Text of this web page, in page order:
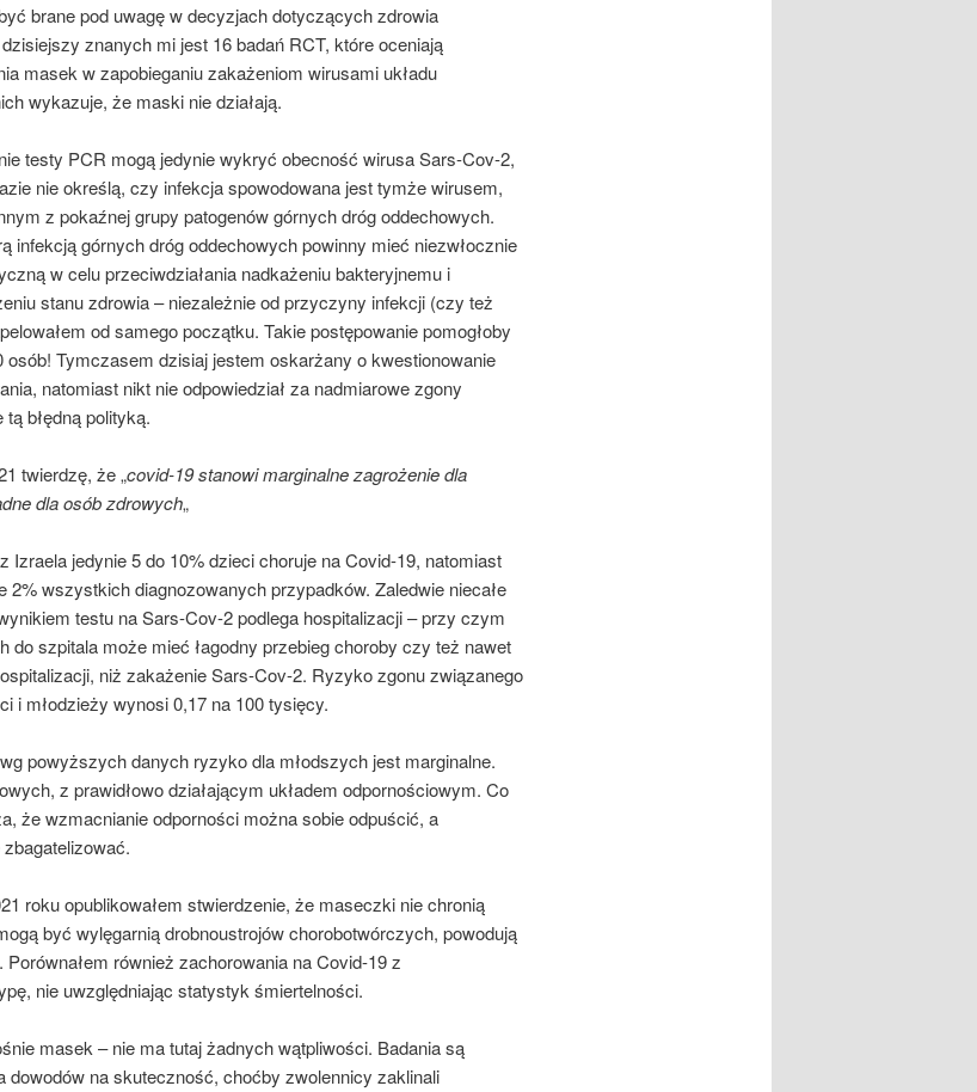
brane pod uwagę w decyzjach dotyczących zdrowia
znanych mi jest 16 badań RCT, które oceniają
masek w zapobieganiu zakażeniom wirusami układu
wykazuje, że maski nie działają.
testy PCR mogą jedynie wykryć obecność wirusa Sars-Cov-2,
nie określą, czy infekcja spowodowana jest tymże wirusem,
z pokaźnej grupy patogenów górnych dróg oddechowych.
infekcją górnych dróg oddechowych powinny mieć niezwłocznie
w celu przeciwdziałania nadkażeniu bakteryjnemu i
stanu zdrowia – niezależnie od przyczyny infekcji (czy też
od samego początku. Takie postępowanie pomogłoby
osób! Tymczasem dzisiaj jestem oskarżany o kwestionowanie
natomiast nikt nie odpowiedział za nadmiarowe zgony
błędną polityką.
twierdzę, że „covid-19 stanowi marginalne zagrożenie dla
dla osób zdrowych„
Izraela jedynie 5 do 10% dzieci choruje na Covid-19, natomiast
2% wszystkich diagnozowanych przypadków. Zaledwie niecałe
testu na Sars-Cov-2 podlega hospitalizacji – przy czym
do szpitala może mieć łagodny przebieg choroby czy też nawet
niż zakażenie Sars-Cov-2. Ryzyko zgonu związanego
i młodzieży wynosi 0,17 na 100 tysięcy.
powyższych danych ryzyko dla młodszych jest marginalne.
z prawidłowo działającym układem odpornościowym. Co
że wzmacnianie odporności można sobie odpuścić, a
roku opublikowałem stwierdzenie, że maseczki nie chronią
być wylęgarnią drobnoustrojów chorobotwórczych, powodują
również zachorowania na Covid-19 z
nie uwzględniając statystyk śmiertelności.
masek – nie ma tutaj żadnych wątpliwości. Badania są
dowodów na skuteczność, choćby zwolennicy zaklinali